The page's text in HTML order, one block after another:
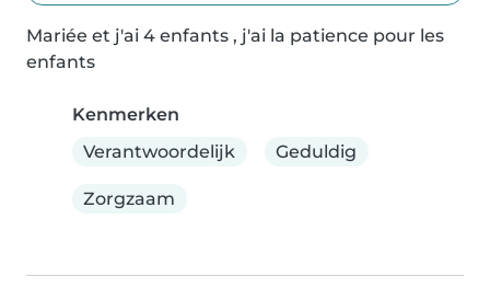
Mariée et j'ai 4 enfants , j'ai la patience pour les
enfants
Kenmerken
Verantwoordelijk
Geduldig
Zorgzaam